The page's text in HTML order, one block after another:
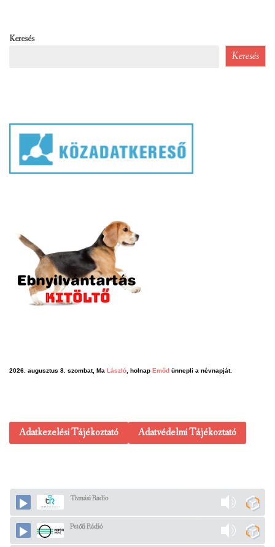
Keresés
Keresés
2026. augusztus 8. szombat, Ma László, holnap Emőd ünnepli a névnapját.
Adatkezelési Tájékoztató Adatvédelmi Tájékoztató
Tamási Radio
Petőfi Rádió